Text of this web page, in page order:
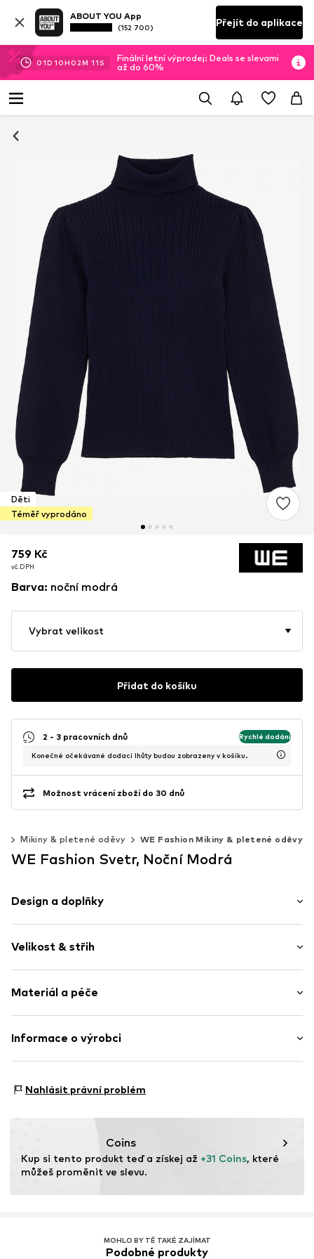
ABOUT YOU App
(152 700) Přejít do aplikace
01D 10H 02M 10 S
Finální letní výprodej: Deals se slevami
až do 60%
Děti
Téměř vyprodáno
759 Kč
vč. DPH
759 Kč
vč. DPH
759 Kč
vč. DPH
Barva: noční modrá
Vybrat velikost
Přidat do košíku
2 - 3 pracovních dnů Rychlé dodání
Konečné očekávané dodací lhůty budou zobrazeny v košíku.
Možnost vrácení zboží do 30 dnů
Mikiny & pletené oděvy WE Fashion Mikiny & pletené oděvy
WE Fashion Svetr, Noční Modrá
Design a doplňky
Pletené oděvy
Rolák
Žebrová pletenina
Položka č. WEFc79t001000001
Velikost & střih
Délka: Normální délka
Střih: Normální střih
Materiál a péče
Materiál: 50% Viskóza, 28% Polyester - PES, 22%
Země původu: Čína
Informace o výrobci
3542AD Utecht
Nahlásit právní problém
Coins
Kup si tento produkt teď a získej až +31 Coins, které
můžeš proměnit ve slevu.
MOHLO BY TĚ TAKÉ ZAJÍMAT
Podobné produkty